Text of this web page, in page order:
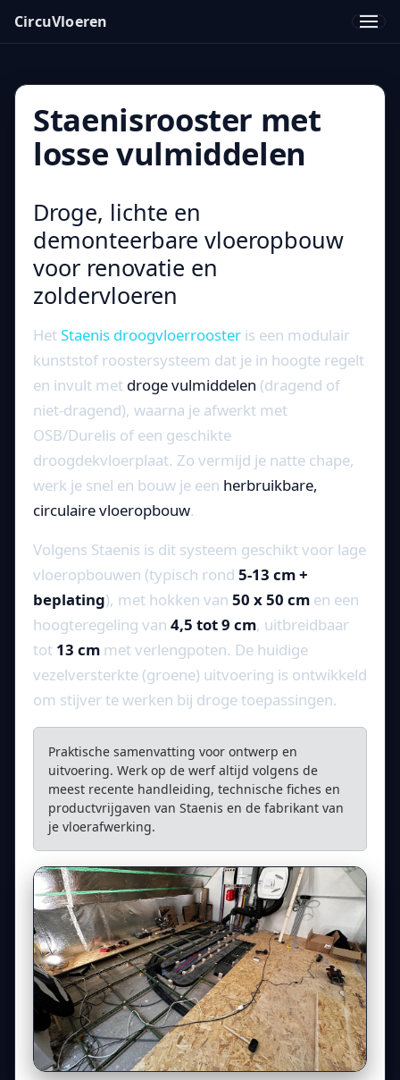
CircuVloeren
Staenisrooster met
losse vulmiddelen
Droge, lichte en
demonteerbare vloeropbouw
voor renovatie en
zoldervloeren
HetStaenis droogvloerrooster is een modulair
kunststof roostersysteem dat je in hoogte regelt
en invult met droge vulmiddelen (dragend of
niet-dragend), waarna je afwerkt met
OSB/Durelis of een geschikte
droogdekvloerplaat. Zo vermijd je natte chape,
werk je snel en bouw je een herbruikbare,
circulaire vloeropbouw.
Volgens Staenis is dit systeem geschikt voor lage
vloeropbouwen (typisch rond 5-13 cm +
beplating), met hokken van 50 x 50 cm en een
hoogteregeling van 4,5 tot 9 cm, uitbreidbaar
tot 13 cm met verlengpoten. De huidige
vezelversterkte (groene) uitvoering is ontwikkeld
om stijver te werken bij droge toepassingen.
Praktische samenvatting voor ontwerp en
uitvoering. Werk op de werf altijd volgens de
meest recente handleiding, technische fiches en
productvrijgaven van Staenis en de fabrikant van
je vloerafwerking.